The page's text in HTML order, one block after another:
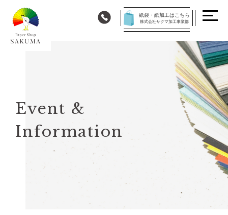
紙袋・紙加工はこちら
株式会社サクマ加工事業部
Event &
Information